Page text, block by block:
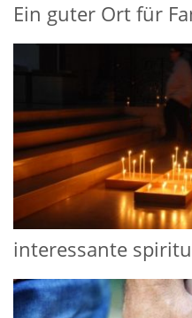
Ein guter Ort für
interessante